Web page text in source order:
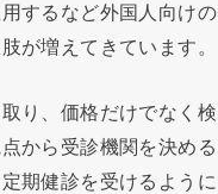
するなど外国人向けの
が増えてきています。
り、価格だけでなく検
から受診機関を決める
期健診を受けるように